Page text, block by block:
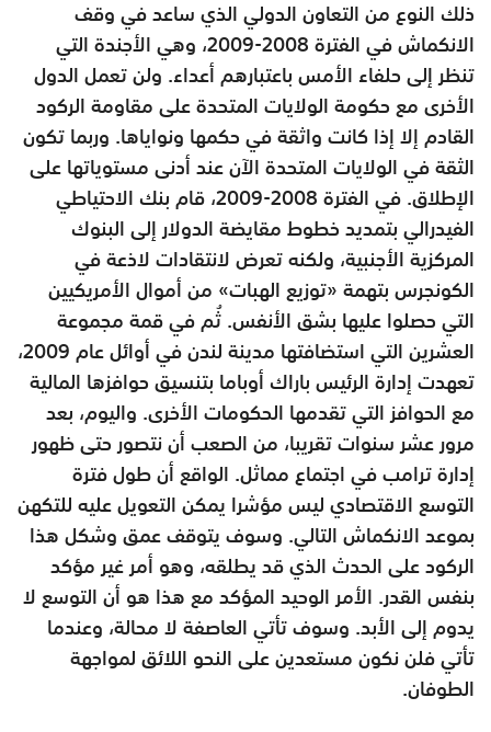
ذلك النوع من التعاون الدولي الذي ساعد في وقف
الانكماش في الفترة 2008-2009، وهي الأجندة التي
تنظر إلى حلفاء الأمس باعتبارهم أعداء. ولن تعمل الدول
الأخرى مع حكومة الولايات المتحدة على مقاومة الركود
القادم إلا إذا كانت واثقة في حكمها ونواياها. وربما تكون
الثقة في الولايات المتحدة الآن عند أدنى مستوياتها على
الإطلاق. في الفترة 2008-2009، قام بنك الاحتياطي
الفيدرالي بتمديد خطوط مقايضة الدولار إلى البنوك
المركزية الأجنبية، ولكنه تعرض لانتقادات لاذعة في
الكونجرس بتهمة «توزيع الهبات» من أموال الأمريكيين
التي حصلوا عليها بشق الأنفس. ثُم في قمة مجموعة
العشرين التي استضافتها مدينة لندن في أوائل عام 2009،
تعهدت إدارة الرئيس باراك أوباما بتنسيق حوافزها المالية
مع الحوافز التي تقدمها الحكومات الأخرى. واليوم، بعد
مرور عشر سنوات تقريبا، من الصعب أن نتصور حتى ظهور
إدارة ترامب في اجتماع مماثل. الواقع أن طول فترة
التوسع الاقتصادي ليس مؤشرا يمكن التعويل عليه للتكهن
بموعد الانكماش التالي. وسوف يتوقف عمق وشكل هذا
الركود على الحدث الذي قد يطلقه، وهو أمر غير مؤكد
بنفس القدر. الأمر الوحيد المؤكد مع هذا هو أن التوسع لا
يدوم إلى الأبد. وسوف تأتي العاصفة لا محالة، وعندما
تأتي فلن نكون مستعدين على النحو اللائق لمواجهة
الطوفان.